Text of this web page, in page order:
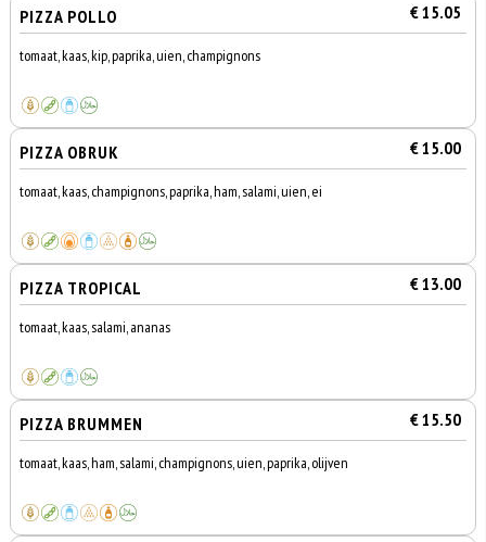
PIZZA POLLO € 15.05
tomaat, kaas, kip, paprika, uien, champignons
PIZZA OBRUK € 15.00
tomaat, kaas, champignons, paprika, ham, salami, uien, ei
PIZZA TROPICAL € 13.00
tomaat, kaas, salami, ananas
PIZZA BRUMMEN € 15.50
tomaat, kaas, ham, salami, champignons, uien, paprika, olijven